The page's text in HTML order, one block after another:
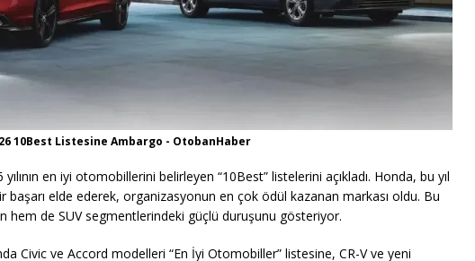
10Best Listesine Ambargo - OtobanHaber
en iyi otomobillerini belirleyen “10Best” listelerini açıkladı. Honda, bu yıl
elde ederek, organizasyonun en çok ödül kazanan markası oldu. Bu
hem de SUV segmentlerindeki güçlü duruşunu gösteriyor.
Civic ve Accord modelleri “En İyi Otomobiller” listesine, CR-V ve yeni